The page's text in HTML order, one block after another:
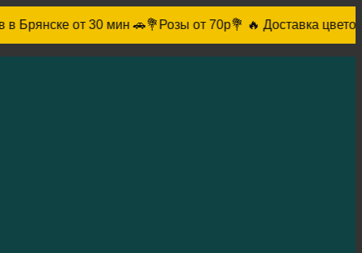
🚗💐Розы от 70р💐 🔥 Доставка цветов в Брянске от 30